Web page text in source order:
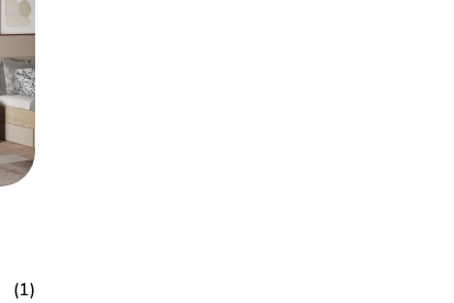
(1)